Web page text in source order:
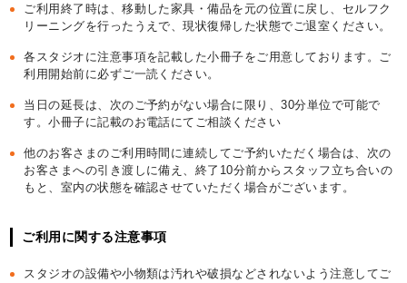
ご利用終了時は、移動した家具・備品を元の位置に戻し、セルフク
リーニングを行ったうえで、現状復帰した状態でご退室ください。
各スタジオに注意事項を記載した小冊子をご用意しております。ご
利用開始前に必ずご一読ください。
当日の延長は、次のご予約がない場合に限り、30分単位で可能で
す。小冊子に記載のお電話にてご相談ください
他のお客さまのご利用時間に連続してご予約いただく場合は、次の
お客さまへの引き渡しに備え、終了10分前からスタッフ立ち合いの
もと、室内の状態を確認させていただく場合がございます。
ご利用に関する注意事項
スタジオの設備や小物類は汚れや破損などされないよう注意してご